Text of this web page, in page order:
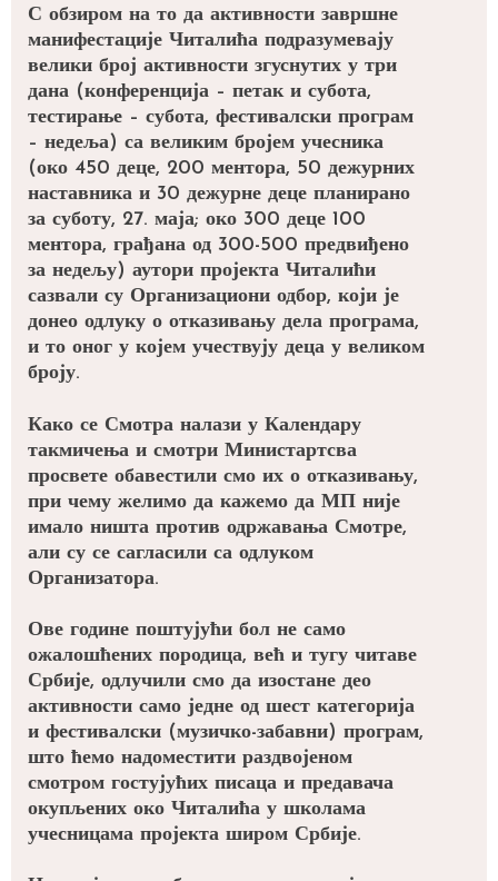
С обзиром на то да активности завршне
манифестације Читалића подразумевају
велики број активности згуснутих у три
дана (конференција – петак и субота,
тестирање – субота, фестивалски програм
– недеља) са великим бројем учесника
(око 450 деце, 200 ментора, 50 дежурних
наставника и 30 дежурне деце планирано
за суботу, 27. маја; око 300 деце 100
ментора, грађана од 300-500 предвиђено
за недељу) аутори пројекта Читалићи
сазвали су Организациони одбор, који је
донео одлуку о отказивању дела програма,
и то оног у којем учествују деца у великом
броју.
Како се Смотра налази у Календару
такмичења и смотри Министартсва
просвете обавестили смо их о отказивању,
при чему желимо да кажемо да МП није
имало ништа против одржавања Смотре,
али су се сагласили са одлуком
Организатора.
Ове године поштујући бол не само
ожалошћених породица, већ и тугу читаве
Србије, одлучили смо да изостане део
активности само једне од шест категорија
и фестивалски (музичко-забавни) програм,
што ћемо надоместити раздвојеном
смотром гостујућих писаца и предавача
окупљених око Читалића у школама
учесницама пројекта широм Србије.